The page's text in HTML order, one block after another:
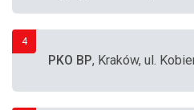
4
PKO BP, Kraków, ul.